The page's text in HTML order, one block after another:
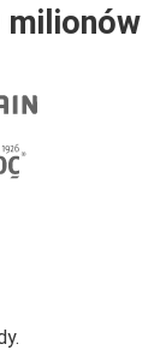
milionów